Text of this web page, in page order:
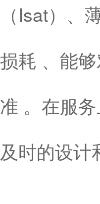
（Isat）
损耗 、能
准 。在服
及时的设计